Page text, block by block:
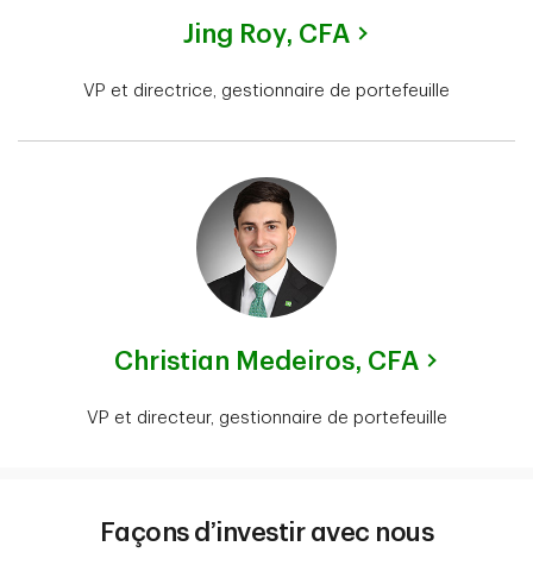
Jing Roy, CFA
VP et directrice, gestionnaire de portefeuille
Christian Medeiros, CFA
VP et directeur, gestionnaire de portefeuille
Façons d’investir avec nous